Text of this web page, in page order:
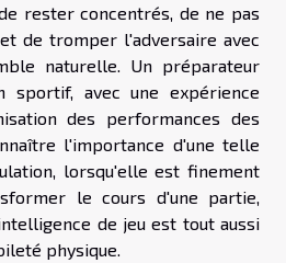
rester concentrés, de ne pas
de tromper l'adversaire avec
naturelle. Un préparateur
sportif, avec une expérience
des performances des
l'importance d'une telle
lorsqu'elle est finement
le cours d'une partie,
de jeu est tout aussi
physique.